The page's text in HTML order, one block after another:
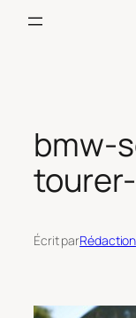
bmw-
Écrit parRédaction